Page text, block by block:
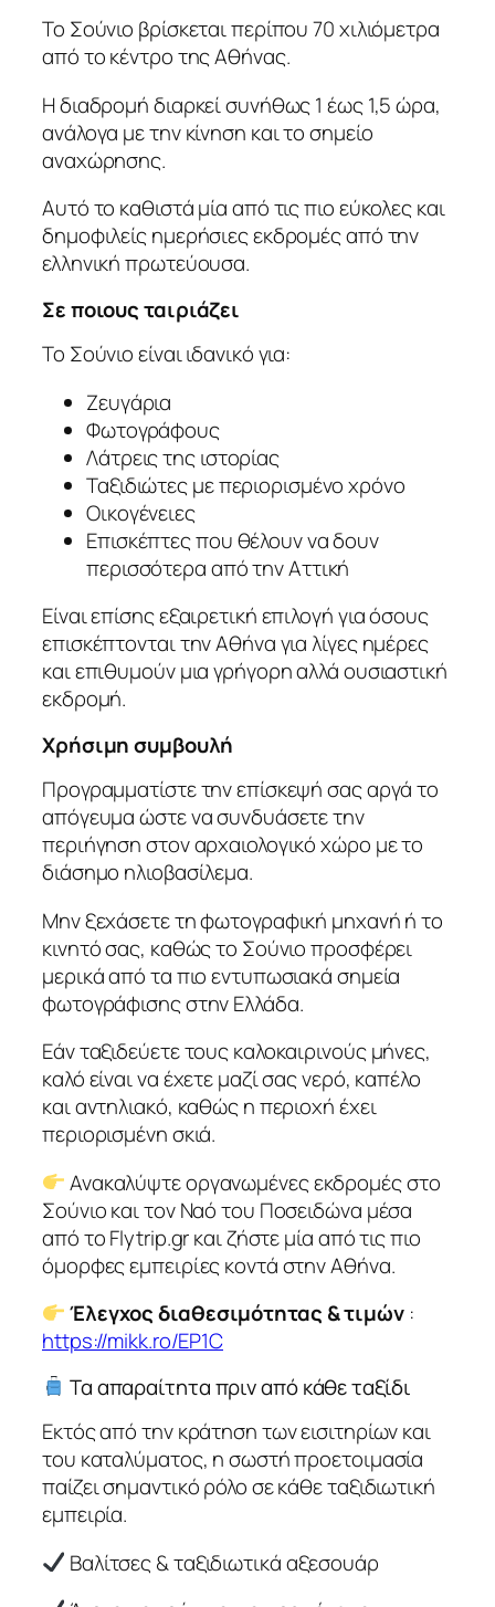
Το Σούνιο βρίσκεται περίπου 70 χιλιόμετρα
από το κέντρο της Αθήνας.
Η διαδρομή διαρκεί συνήθως 1 έως 1,5 ώρα,
ανάλογα με την κίνηση και το σημείο
αναχώρησης.
Αυτό το καθιστά μία από τις πιο εύκολες και
δημοφιλείς ημερήσιες εκδρομές από την
ελληνική πρωτεύουσα.
Σε ποιους ταιριάζει
Το Σούνιο είναι ιδανικό για:
Ζευγάρια
Φωτογράφους
Λάτρεις της ιστορίας
Ταξιδιώτες με περιορισμένο χρόνο
Οικογένειες
Επισκέπτες που θέλουν να δουν
περισσότερα από την Αττική
Είναι επίσης εξαιρετική επιλογή για όσους
επισκέπτονται την Αθήνα για λίγες ημέρες
και επιθυμούν μια γρήγορη αλλά ουσιαστική
εκδρομή.
Χρήσιμη συμβουλή
Προγραμματίστε την επίσκεψή σας αργά το
απόγευμα ώστε να συνδυάσετε την
περιήγηση στον αρχαιολογικό χώρο με το
διάσημο ηλιοβασίλεμα.
Μην ξεχάσετε τη φωτογραφική μηχανή ή το
κινητό σας, καθώς το Σούνιο προσφέρει
μερικά από τα πιο εντυπωσιακά σημεία
φωτογράφισης στην Ελλάδα.
Εάν ταξιδεύετε τους καλοκαιρινούς μήνες,
καλό είναι να έχετε μαζί σας νερό, καπέλο
και αντηλιακό, καθώς η περιοχή έχει
περιορισμένη σκιά.
Ανακαλύψτε οργανωμένες εκδρομές στο
Σούνιο και τον Ναό του Ποσειδώνα μέσα
από το Flytrip.gr και ζήστε μία από τις πιο
όμορφες εμπειρίες κοντά στην Αθήνα.
Έλεγχος διαθεσιμότητας & τιμών:
https://mikk.ro/EP1C
Τα απαραίτητα πριν από κάθε ταξίδι
Εκτός από την κράτηση των εισιτηρίων και
του καταλύματος, η σωστή προετοιμασία
παίζει σημαντικό ρόλο σε κάθε ταξιδιωτική
εμπειρία.
Βαλίτσες & ταξιδιωτικά αξεσουάρ